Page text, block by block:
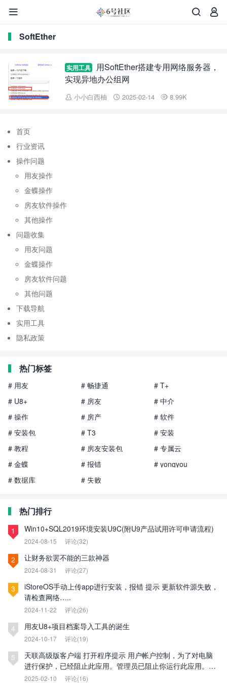



SoftEther
实用工具
用SoftEther搭建专用网络服务器，
实现异地办公组网
 小小白西柚  2025-02-14  8.99K
首页
行业资讯
操作问题
用友操作
金蝶操作
房友软件操作
其他操作
问题收集
用友问题
金蝶操作
房友软件问题
其他问题
下载导航
实用工具
隐私政策
热门标签
# 用友 # 畅捷通
# T+
# U8+
# 房友
# 中介
# 操作
# 房产
# 软件
# 安装包
# T3
# 安装
# 教程
# 房友安装包
# 专属云
# 金蝶
# 报错
# yongyou
# 数据库
# 失败
热门排行
1 Win10+SQL2019环境安装U9C(附U9产品试用许可申请流程)
2024-08-15 评论(32)
2 让财务欲罢不能的三款神器
2024-08-31 评论(27)
3
iStoreOS手动上传app进行安装，报错 提示 更新软件源失败，
请检查网络…..
2024-11-22 评论(26)
4 用友U8+项目档案导入工具的诞生
2024-10-17 评论(19)
5
天联高级版客户端 打开程序提示 用户帐户控制，为了对电脑
进行保护，已经阻止此应用。管理员已阻止你运行此应用。有
关详细信息，请与管理员联系。
2025-02-10 评论(16)